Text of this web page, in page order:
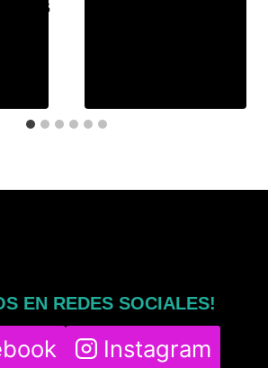
de 2025
EN REDES SOCIALES!
Instagram